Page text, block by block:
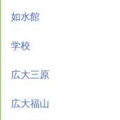
如水館
学校
広大三原
広大福山